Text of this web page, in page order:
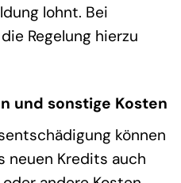
lohnt. Bei
Regelung hierzu
und sonstige Kosten
können
neuen Kredits auch